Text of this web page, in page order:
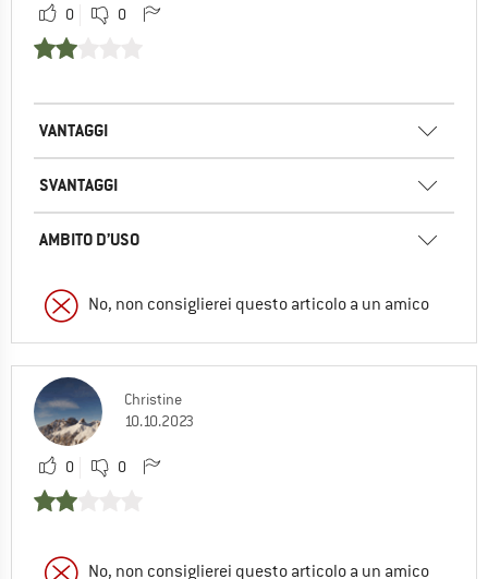
0 0
VANTAGGI
SVANTAGGI
AMBITO D’USO
No, non consiglierei questo articolo a un amico
Christine
10.10.2023
0 0
No, non consiglierei questo articolo a un amico